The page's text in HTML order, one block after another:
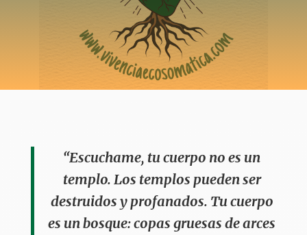
“Escuchame, tu cuerpo no es un
templo. Los templos pueden ser
destruidos y profanados. Tu cuerpo
es un bosque: copas gruesas de arces